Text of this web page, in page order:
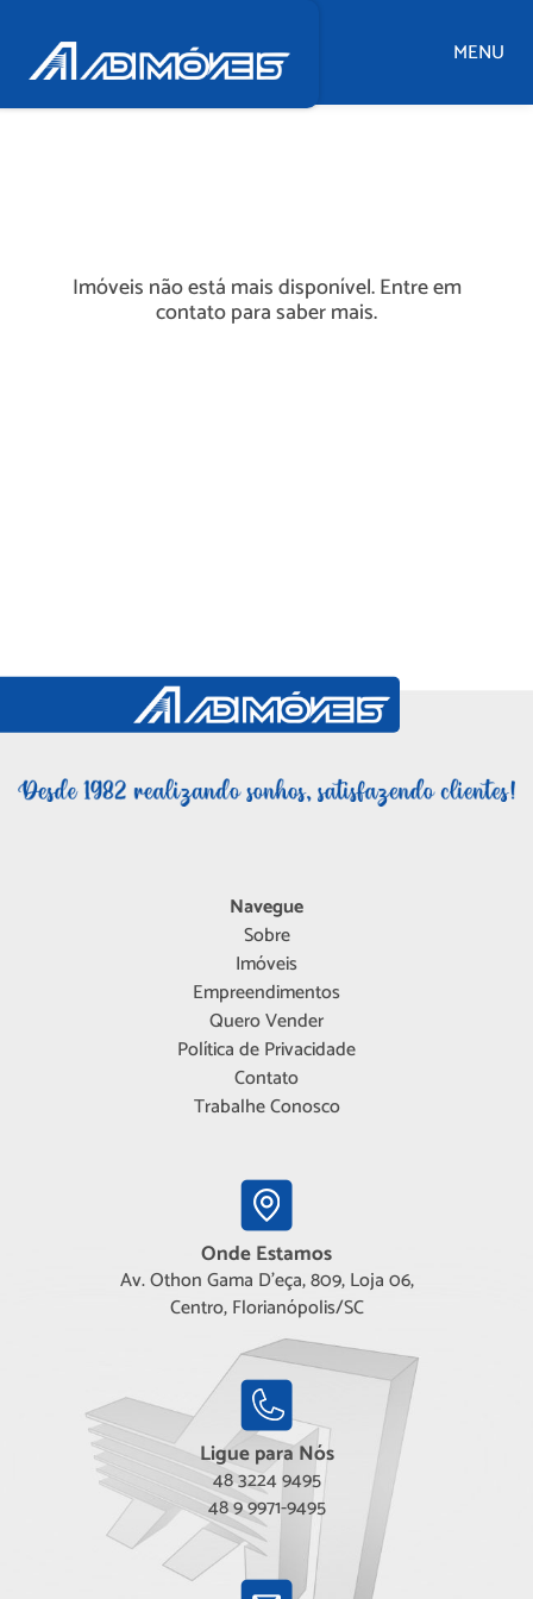
MENU
Imóveis não está mais disponível. Entre em
contato para saber mais.
Navegue
Sobre
Imóveis
Empreendimentos
Quero Vender
Política de Privacidade
Contato
Trabalhe Conosco
Onde Estamos
Av. Othon Gama D'eça, 809, Loja 06,
Centro, Florianópolis/SC
Ligue para Nós
48 3224 9495
48 9 9971-9495